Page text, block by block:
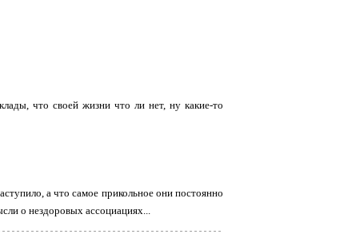
что своей жизни что ли нет, ну какие-то
а что самое прикольное они постоянно
о нездоровых ассоциациях...